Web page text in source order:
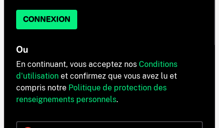
CONNEXION
Ou
En continuant, vous acceptez nos Conditions
d'utilisation et confirmez que vous avez lu et
compris notre Politique de protection des
renseignements personnels.